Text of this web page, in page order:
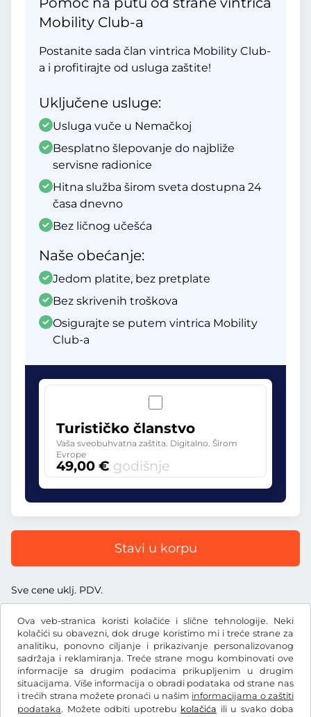
Ova veb-stranica koristi kolačiće i slične tehnologije. Neki
kolačići su obavezni, dok druge koristimo mi i treće strane za
analitiku, ponovno ciljanje i prikazivanje personalizovanog
sadržaja i reklamiranja. Treće strane mogu kombinovati ove
informacije sa drugim podacima prikupljenim u drugim
situacijama. Više informacija o obradi podataka od strane nas
i trećih strana možete pronaći u našim informacijama o zaštiti
podataka. Možete odbiti upotrebu kolačića ili u svako doba
Mobility Club-a
Postanite sada član vintrica Mobility Club-
a i profitirajte od usluga zaštite!
Uključene usluge:
Usluga vuče u Nemačkoj
Besplatno šlepovanje do najbliže
servisne radionice
Hitna služba širom sveta dostupna 24
časa dnevno
Bez ličnog učešća
Naše obećanje:
Jedom platite, bez pretplate
Bez skrivenih troškova
Osigurajte se putem vintrica Mobility
Club-a
Turističko članstvo
Vaša sveobuhvatna zaštita. Digitalno. Širom
Evrope
49,00 € godišnje
Stavi u korpu
Sve cene uklj. PDV.
€EUR
Facebook Instagram